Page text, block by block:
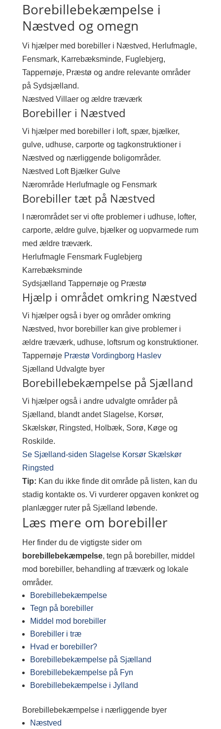
Borebillebekæmpelse i
Næstved og omegn
Vi hjælper med borebiller i Næstved, Herlufmagle,
Fensmark, Karrebæksminde, Fuglebjerg,
Tappernøje, Præstø og andre relevante områder
på Sydsjælland.
Næstved Villaer og ældre træværk
Borebiller i Næstved
Vi hjælper med borebiller i loft, spær, bjælker,
gulve, udhuse, carporte og tagkonstruktioner i
Næstved og nærliggende boligområder.
Næstved Loft Bjælker Gulve
Nærområde Herlufmagle og Fensmark
Borebiller tæt på Næstved
I nærområdet ser vi ofte problemer i udhuse, lofter,
carporte, ældre gulve, bjælker og uopvarmede rum
med ældre træværk.
Herlufmagle Fensmark Fuglebjerg
Karrebæksminde
Sydsjælland Tappernøje og Præstø
Hjælp i området omkring Næstved
Vi hjælper også i byer og områder omkring
Næstved, hvor borebiller kan give problemer i
ældre træværk, udhuse, loftsrum og konstruktioner.
Tappernøje Præstø Vordingborg Haslev
Sjælland Udvalgte byer
Borebillebekæmpelse på Sjælland
Vi hjælper også i andre udvalgte områder på
Sjælland, blandt andet Slagelse, Korsør,
Skælskør, Ringsted, Holbæk, Sorø, Køge og
Roskilde.
Se Sjælland-siden Slagelse Korsør Skælskør
Ringsted
Tip: Kan du ikke finde dit område på listen, kan du
stadig kontakte os. Vi vurderer opgaven konkret og
planlægger ruter på Sjælland løbende.
Læs mere om borebiller
Her finder du de vigtigste sider om
borebillebekæmpelse, tegn på borebiller, middel
mod borebiller, behandling af træværk og lokale
områder.
Borebillebekæmpelse
Tegn på borebiller
Middel mod borebiller
Borebiller i træ
Hvad er borebiller?
Borebillebekæmpelse på Sjælland
Borebillebekæmpelse på Fyn
Borebillebekæmpelse i Jylland
Borebillebekæmpelse i nærliggende byer
Næstved